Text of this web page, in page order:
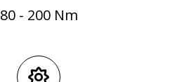
80 - 200 Nm